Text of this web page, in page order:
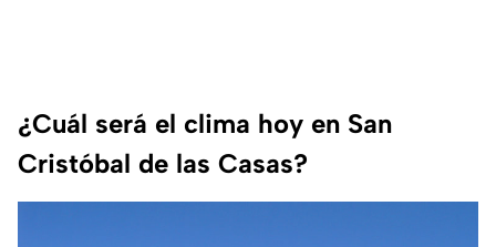
¿Cuál será el clima hoy en San
Cristóbal de las Casas?